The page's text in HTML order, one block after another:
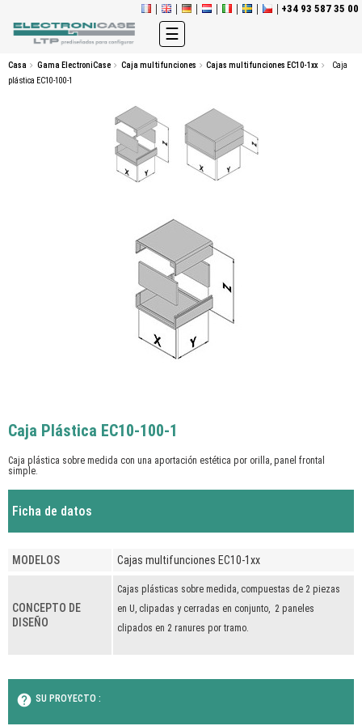
+34 93 587 35 00
Navegación
de
palanca
☰
Casa Gama ElectroniCase Caja multifunciones Cajas multifunciones EC10-1xx
Caja
plástica EC10-100-1
Caja Plástica EC10-100-1
Caja plástica sobre medida con una aportación estética por orilla, panel frontal
simple.
Ficha de datos
MODELOS Cajas multifunciones EC10-1xx
CONCEPTO DE
DISEÑO
Cajas plásticas sobre medida, compuestas de 2 piezas
en U, clipadas y cerradas en conjunto, 2 paneles
clipados en 2 ranures por tramo.
help SU PROYECTO :